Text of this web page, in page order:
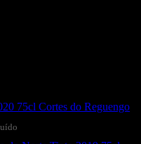
Cortes do Reguengo